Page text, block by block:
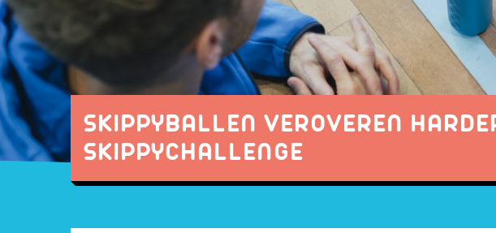
SKIPPYBALLEN VEROVEREN
SKIPPYCHALLENGE